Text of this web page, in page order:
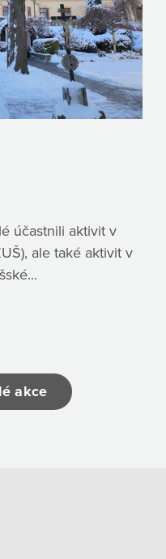
účastnili aktivit v
ale také aktivit v
akce